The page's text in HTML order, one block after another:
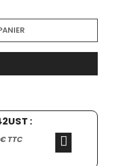
:
TTC